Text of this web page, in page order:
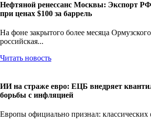
Нефтяной ренессанс Москвы: Экспорт РФ
при ценах $100 за баррель
На фоне закрытого более месяца
российская...
Читать новость
ИИ на страже евро: ЕЦБ внедряет
борьбы с инфляцией
Европы официально признал: